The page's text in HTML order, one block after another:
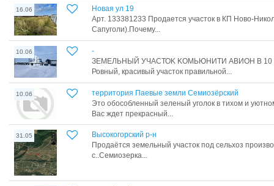
16.06
Новая ул 19
Арт. 133381233 Продается участок в КП Ново-
Сапуголи).Почему...
10.06
-
ЗEMЕЛЬHЫЙ УЧАСТОK KOMЬЮHИТИ АВИOН В 10
Ровный, красивый участок правильной...
10.06
территория Паевые земли Семиозёрский
Это обособленный зеленый уголок в тихом и
Вас ждет прекрасный...
31.05
Высокогорский р-н
Продаётся земельный участок под сельхоз
с..Семиозерка...